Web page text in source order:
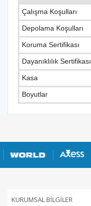
Çalışma Koşulları
Depolama Koşulları
Koruma Sertifikası
Dayanıklılık Sertifikası
Kasa
Boyutlar
KURUMSAL BİLGİLER